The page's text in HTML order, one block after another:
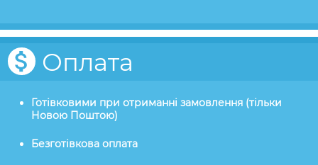
Оплата
Готівковими при отриманні замовлення (тільки
Новою Поштою)
Безготівкова оплата